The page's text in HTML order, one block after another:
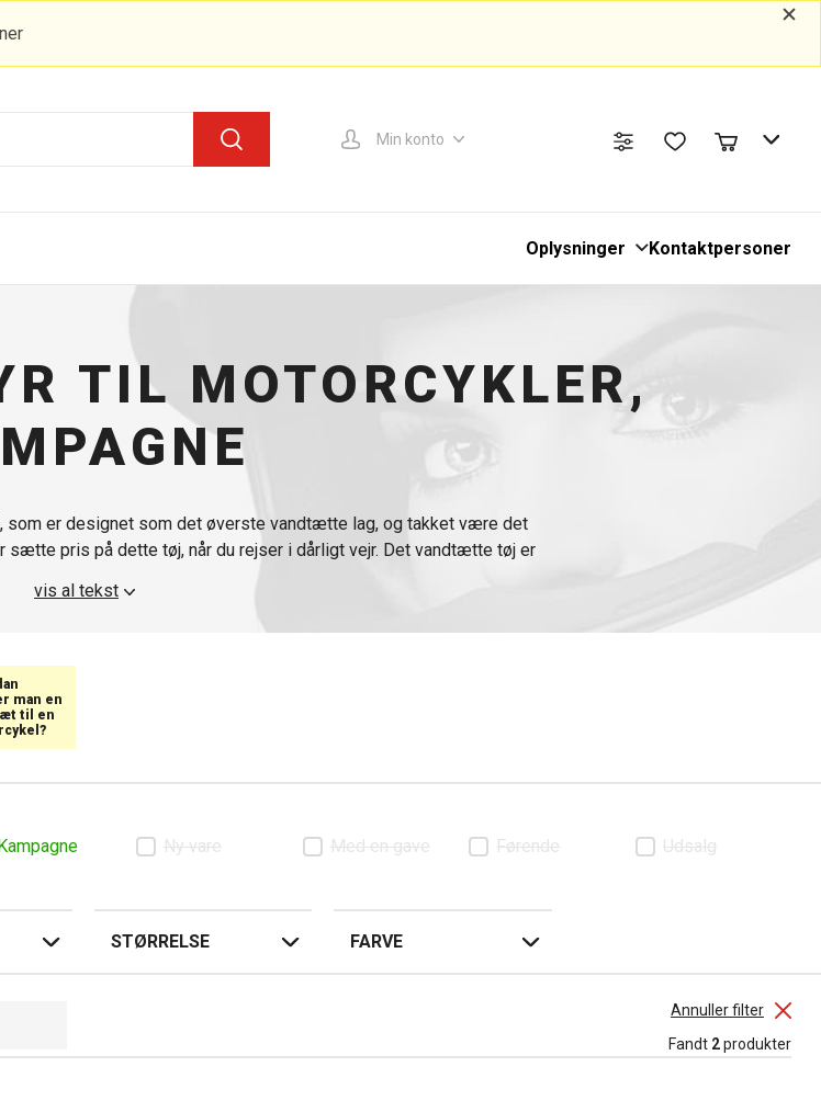
Min konto
Oplysninger Kontaktpersoner
TIL MOTORCYKLER,
som er designet som det øverste vandtætte lag, og takket være det
pris på dette tøj, når du rejser i dårligt vejr. Det vandtætte tøj er
eller overalls, som vil gøre din tur mere behagelig.
vis al tekst
man en
til en
Ny vare Med en gave Førende Udsalg
STØRRELSE FARVE
Annuller filter
Fandt 2produkter